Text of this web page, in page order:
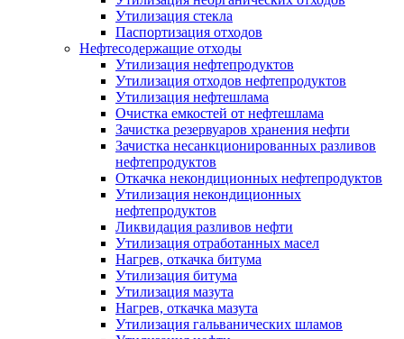
Утилизация стекла
Паспортизация отходов
Нефтесодержащие отходы
Утилизация нефтепродуктов
Утилизация отходов нефтепродуктов
Утилизация нефтешлама
Очистка емкостей от нефтешлама
Зачистка резервуаров хранения нефти
Зачистка несанкционированных разливов
нефтепродуктов
Откачка некондиционных нефтепродуктов
Утилизация некондиционных
нефтепродуктов
Ликвидация разливов нефти
Утилизация отработанных масел
Нагрев, откачка битума
Утилизация битума
Утилизация мазута
Нагрев, откачка мазута
Утилизация гальванических шламов